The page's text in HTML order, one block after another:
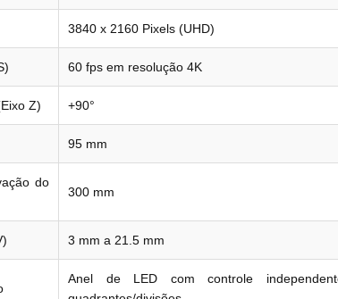
3840 x 2160 Pixels (UHD)
60 fps em resolução 4K
Z) +90°
95 mm
do
300 mm
3 mm a 21.5 mm
Anel de LED com controle